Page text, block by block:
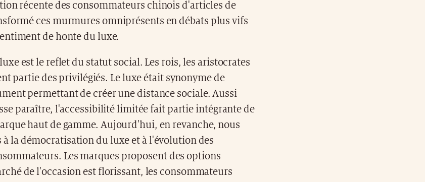
récente des consommateurs chinois d'articles de
ces murmures omniprésents en débats plus vifs
de honte du luxe.
est le reflet du statut social. Les rois, les aristocrates
partie des privilégiés. Le luxe était synonyme de
permettant de créer une distance sociale. Aussi
paraître, l'accessibilité limitée fait partie intégrante de
haut de gamme. Aujourd'hui, en revanche, nous
à la démocratisation du luxe et à l'évolution des
Les marques proposent des options
de l'occasion est florissant, les consommateurs